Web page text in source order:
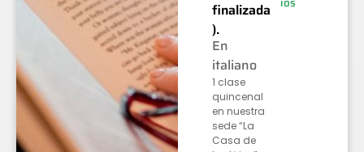
finalizada
).
En
italiano
1 clase
quincenal
en nuestra
sede “La
Casa de